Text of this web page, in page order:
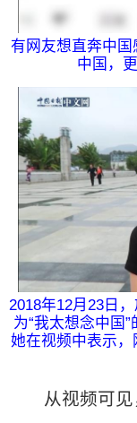
有网友想直奔中国
中国，
2018年12月23日
为“我太想念中国
她在视频中表示
从视频可